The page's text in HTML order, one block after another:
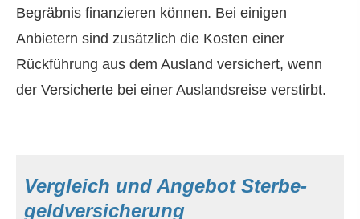
Begräbnis finanzieren können. Bei einigen
Anbietern sind zusätzlich die Kosten einer
Rückführung aus dem Ausland versichert, wenn
der Versicherte bei einer Auslandsreise verstirbt.
Vergleich und Angebot Ster­be­
geldversicherung